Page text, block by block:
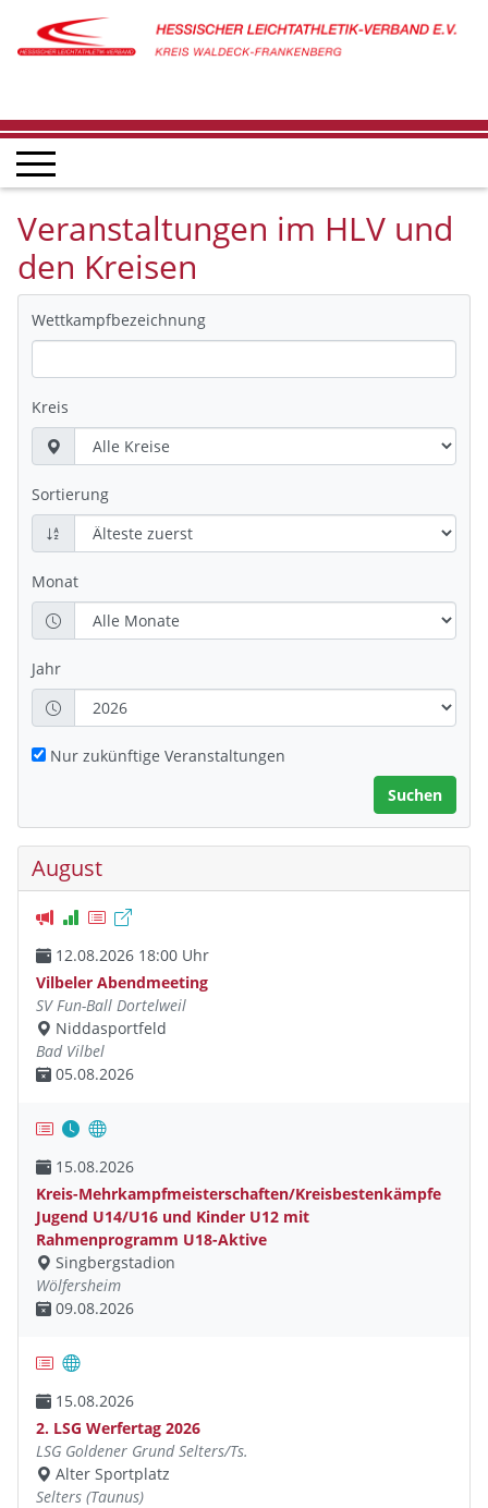
Veranstaltungen im HLV und
den Kreisen
Wettkampfbezeichnung
Kreis
Sortierung
Monat
Jahr
Nur zukünftige Veranstaltungen
August
12.08.2026 18:00 Uhr
Vilbeler Abendmeeting
SV Fun-Ball Dortelweil
Niddasportfeld
Bad Vilbel
05.08.2026
15.08.2026
Kreis-Mehrkampfmeisterschaften/Kreisbestenkämpfe
Jugend U14/U16 und Kinder U12 mit
Rahmenprogramm U18-Aktive
Singbergstadion
Wölfersheim
09.08.2026
15.08.2026
2. LSG Werfertag 2026
LSG Goldener Grund Selters/Ts.
Alter Sportplatz
Selters (Taunus)